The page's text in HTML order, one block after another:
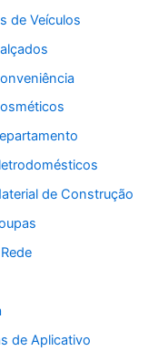
de Veículos
de Construção
de Aplicativo